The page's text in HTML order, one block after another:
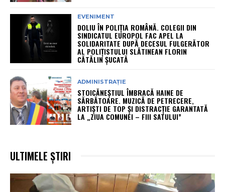
EVENIMENT
DOLIU ÎN POLIȚIA ROMÂNĂ. COLEGII DIN
SINDICATUL EUROPOL FAC APEL LA
SOLIDARITATE DUPĂ DECESUL FULGERĂTOR
AL POLIȚISTULUI SLĂTINEAN FLORIN
CĂTĂLIN ȘUCATĂ
ADMINISTRAȚIE
STOICĂNEȘTIUL ÎMBRACĂ HAINE DE
SĂRBĂTOARE. MUZICĂ DE PETRECERE,
ARTIȘTI DE TOP ȘI DISTRACȚIE GARANTATĂ
LA „ZIUA COMUNEI – FIII SATULUI”
ULTIMELE ȘTIRI